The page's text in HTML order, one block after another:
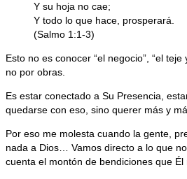
Y su hoja no cae;
Y todo lo que hace, prosperará.
(Salmo 1:1-3)
Esto no es conocer “el negocio”, “el
no por obras.
Es estar conectado a Su Presencia,
quedarse con eso, sino querer más y
Por eso me molesta cuando la gente,
nada a Dios… Vamos directo a lo que
cuenta el montón de bendiciones que